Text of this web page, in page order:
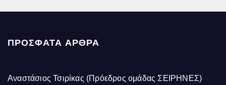
ΠΡΌΣΦΑΤΑ ΆΡΘΡΑ
Αναστάσιος Τσιρίκας (Πρόεδρος ομάδας ΣΕΙΡΗΝΕΣ)